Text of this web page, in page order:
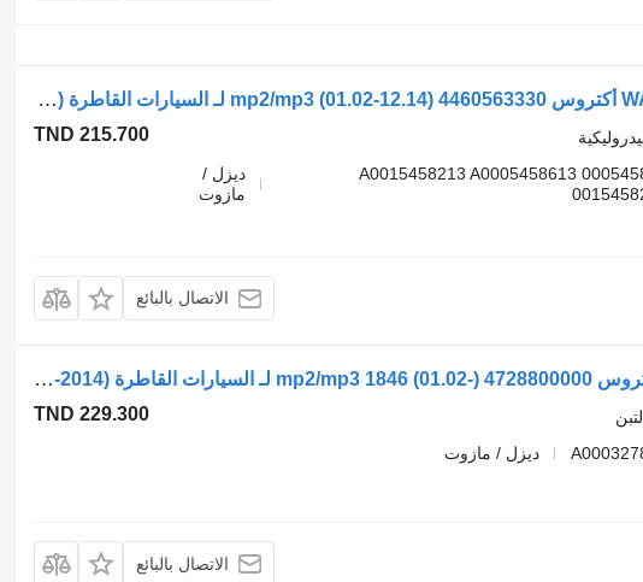
عصا تحكم الهيدروليكية WABCO أكتروس mp2/mp3 (01.02-12.14) 4460563330 لـ السيارات القاطرة Mercedes-Benz Actros, Axor MP1, MP2, MP3 (1996-2014)
TND 215.700
4460563330 4460561330 A0015458213 A0005458613
ديزل /
مازوت
الاتصال بالبائع
عجلة مشط التبن WABCO أكتروس mp2/mp3 1846 (01.02-) 4728800000 لـ السيارات القاطرة Mercedes-Benz Actros, Axor MP1, MP2, MP3 (1996-2014)
TND 229.300
ديزل / مازوت
الاتصال بالبائع